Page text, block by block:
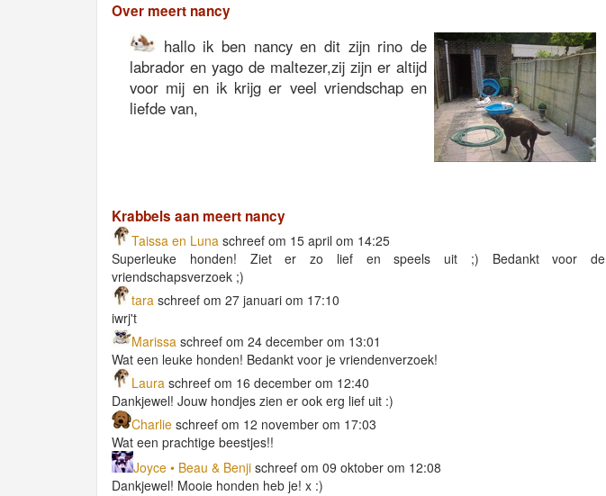
Over meert nancy
hallo ik ben nancy en dit zijn rino de
labrador en yago de maltezer,zij zijn er altijd
voor mij en ik krijg er veel vriendschap en
liefde van,
Krabbels aan meert nancy
Taissa en Luna schreef om 15 april om 14:25
Superleuke honden! Ziet er zo lief en speels uit ;) Bedankt voor de
vriendschapsverzoek ;)
tara schreef om 27 januari om 17:10
iwrj't
Marissa schreef om 24 december om 13:01
Wat een leuke honden! Bedankt voor je vriendenverzoek!
Laura schreef om 16 december om 12:40
Dankjewel! Jouw hondjes zien er ook erg lief uit :)
Charlie schreef om 12 november om 17:03
Wat een prachtige beestjes!!
Joyce • Beau & Benji schreef om 09 oktober om 12:08
Dankjewel! Mooie honden heb je! x :)